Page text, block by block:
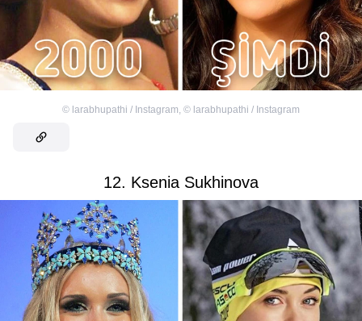
© larabhupathi / Instagram, © larabhupathi / Instagram
12. Ksenia Sukhinova